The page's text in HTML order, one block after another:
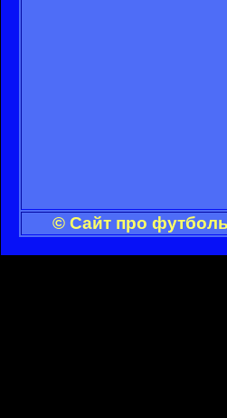
© Сайт про